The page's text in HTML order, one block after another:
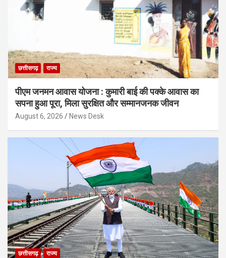
छत्तीसगढ़ राज्य
पीएम जनमन आवास योजना : कुमारी बाई की पक्के आवास का
सपना हुआ पूरा, मिला सुरक्षित और सम्मानजनक जीवन
August 6, 2026 News Desk
छत्तीसगढ़ राज्य